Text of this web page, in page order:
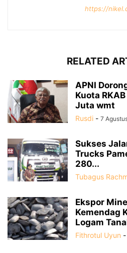
https://
RELATED
APNI
Kuota
Juta wmt
Rusdi - 7
Sukses
Trucks
280...
Tubagus
Ekspor
Kemendag
Logam
Fithrotul Uyun -